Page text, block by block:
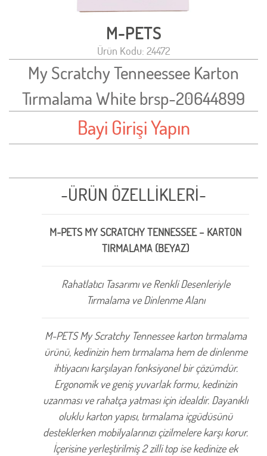
M-PETS
Ürün Kodu: 24472
My Scratchy Tenneessee Karton
Tırmalama White brsp-20644899
Bayi Girişi Yapın
-ÜRÜN ÖZELLİKLERİ-
M-PETS MY SCRATCHY TENNESSEE – KARTON
TIRMALAMA (BEYAZ)
Rahatlatıcı Tasarımı ve Renkli Desenleriyle
Tırmalama ve Dinlenme Alanı
M-PETS My Scratchy Tennessee karton tırmalama
ürünü, kedinizin hem tırmalama hem de dinlenme
ihtiyacını karşılayan fonksiyonel bir çözümdür.
Ergonomik ve geniş yuvarlak formu, kedinizin
uzanması ve rahatça yatması için idealdir. Dayanıklı
oluklu karton yapısı, tırmalama içgüdüsünü
desteklerken mobilyalarınızı çizilmelere karşı korur.
İçerisine yerleştirilmiş 2 zilli top ise kedinize ek